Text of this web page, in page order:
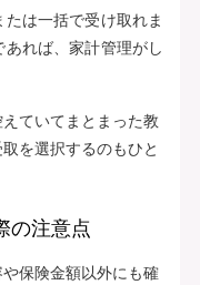
は一括で受け取れま
れば、家計管理がし
ていてまとまった教
を選択するのもひと
の注意点
保険金額以外にも確